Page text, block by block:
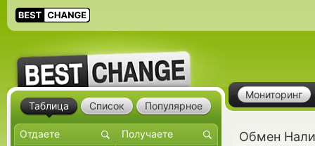
Мониторинг
Обмен
Таблица Список Популярное